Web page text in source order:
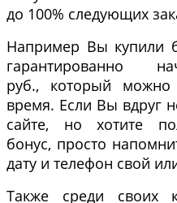
до 100% следующих
Например Вы купили
гарантированно
руб., который
время. Если Вы вдруг
сайте, но хотите
бонус, просто
дату и телефон свой
Также среди своих